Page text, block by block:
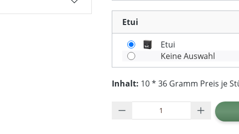
Etui
Etui
Keine Auswahl
Inhalt: 10 * 36 Gramm Preis je
Produkt Anzahl: Gib